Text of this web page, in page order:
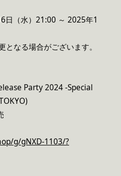
日（水）21:00 ～ 2025年1
なる場合がございます。
Party 2024 -Special
g/gNXD-1103/?